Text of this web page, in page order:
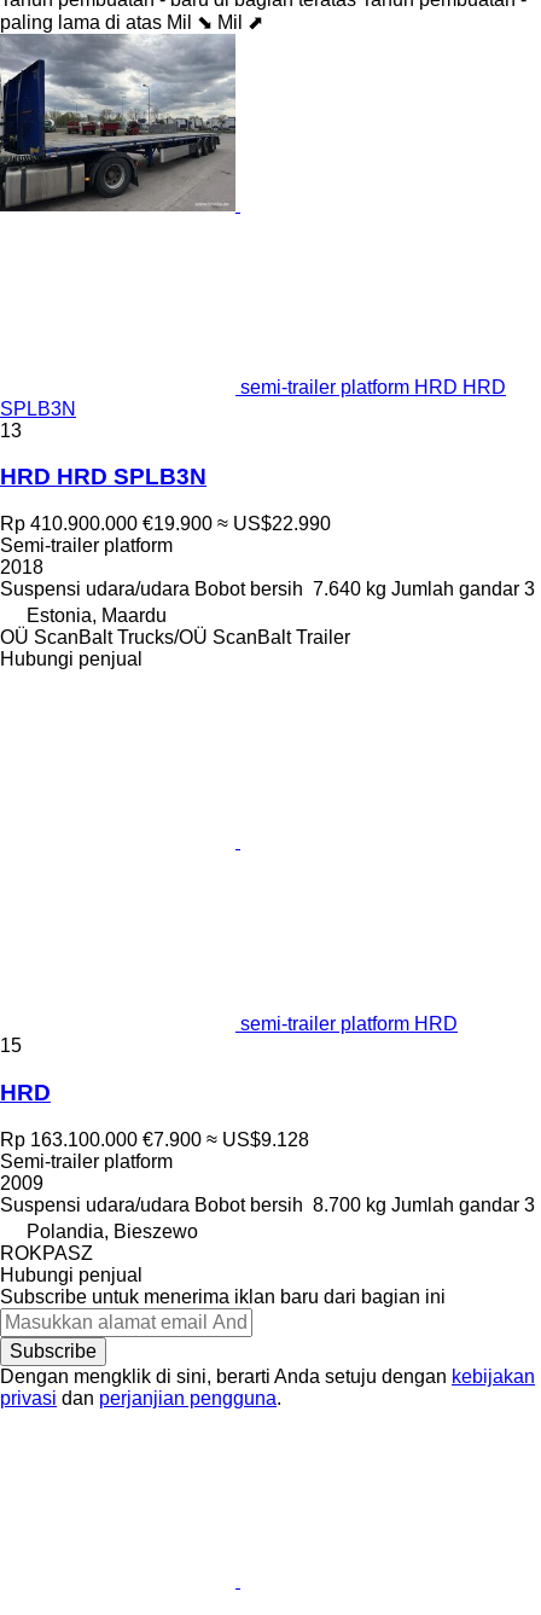
paling lama di atas Mil ⬊ Mil ⬈
semi-trailer platform HRD HRD
SPLB3N
13
HRD HRD SPLB3N
Rp 410.900.000 €19.900 ≈ US$22.990
Semi-trailer platform
2018
Suspensi udara/udara Bobot bersih 7.640 kg Jumlah gandar 3
Estonia, Maardu
OÜ ScanBalt Trucks/OÜ ScanBalt Trailer
Hubungi penjual
semi-trailer platform HRD
15
HRD
Rp 163.100.000 €7.900 ≈ US$9.128
Semi-trailer platform
2009
Suspensi udara/udara Bobot bersih 8.700 kg Jumlah gandar 3
Polandia, Bieszewo
ROKPASZ
Hubungi penjual
Subscribe untuk menerima iklan baru dari bagian ini
Subscribe
Dengan mengklik di sini, berarti Anda setuju dengan kebijakan
privasi dan perjanjian pengguna.